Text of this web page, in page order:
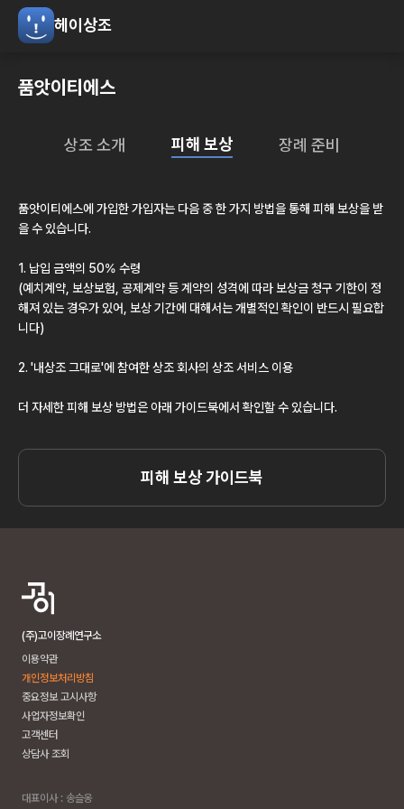
헤이상조
품앗이티에스
상조 소개 피해 보상 장례 준비
품앗이티에스에 가입한 가입자는 다음 중 한 가지 방법을 통해 피해 보상을 받
을 수 있습니다.
1. 납입 금액의 50% 수령
(예치계약, 보상보험, 공제계약 등 계약의 성격에 따라 보상금 청구 기한이 정
해져 있는 경우가 있어, 보상 기간에 대해서는 개별적인 확인이 반드시 필요합
니다)
2. '내상조 그대로'에 참여한 상조 회사의 상조 서비스 이용
더 자세한 피해 보상 방법은 아래 가이드북에서 확인할 수 있습니다.
피해 보상 가이드북
(주)고이장례연구소
이용약관
개인정보처리방침
중요정보 고시사항
사업자정보확인
고객센터
상담사 조회
대표이사 : 송슬옹